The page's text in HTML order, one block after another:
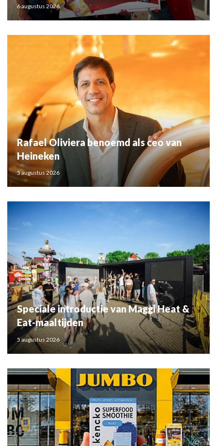
6 augustus 2026
Rafael Oliviera benoemd als ceo van
Heineken
5 augustus 2026
Speciale introductie van Maggi Heat &
Eat-maaltijden
5 augustus 2026